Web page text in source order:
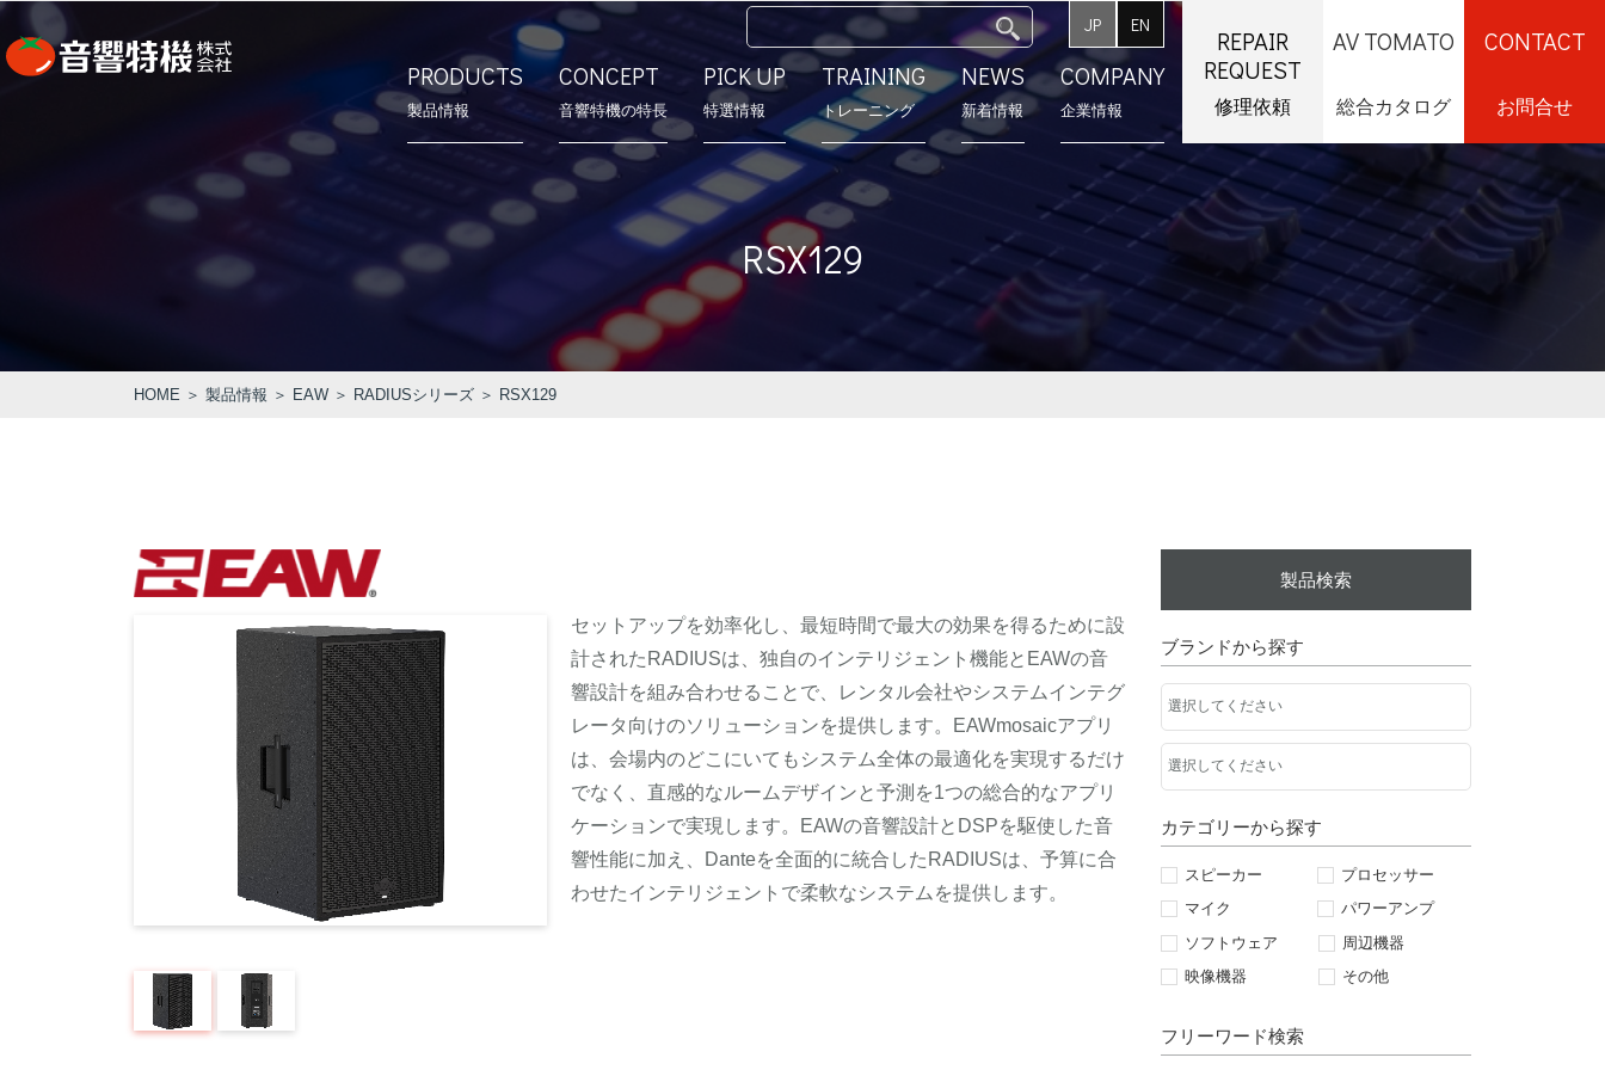
JP EN
PRODUCTS
製品情報
PRODUCTS
CONCEPT
⾳響特機の特長
CONCEPT
⾳響特機の特長
⾳響特機の特長 モデルルーム
PICK UP
特選情報
TRAINING
トレーニング
NEWS
新着情報
COMPANY
企業情報
COMPANY 会社概要 営業所 採用情報
REPAIR
REQUEST
修理依頼
AV TOMATO
総合カタログ
CONTACT
お問合せ
RSX129
HOME ＞ 製品情報 ＞ EAW ＞ RADIUSシリーズ ＞ RSX129
セットアップを効率化し、最短時間で最大の効果を得るために設
計されたRADIUSは、独自のインテリジェント機能とEAWの音
響設計を組み合わせることで、レンタル会社やシステムインテグ
レータ向けのソリューションを提供します。EAWmosaicアプリ
は、会場内のどこにいてもシステム全体の最適化を実現するだけ
でなく、直感的なルームデザインと予測を1つの総合的なアプリ
ケーションで実現します。EAWの音響設計とDSPを駆使した音
響性能に加え、Danteを全面的に統合したRADIUSは、予算に合
わせたインテリジェントで柔軟なシステムを提供します。
製品検索
ブランドから探す
カテゴリーから探す
スピーカー
プロセッサー
マイク
パワーアンプ
ソフトウェア
周辺機器
映像機器
その他
フリーワード検索